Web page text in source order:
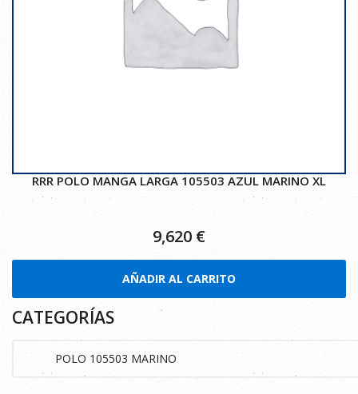
RRR POLO MANGA LARGA 105503 AZUL MARINO XL
9,620 €
AÑADIR AL CARRITO
CATEGORÍAS